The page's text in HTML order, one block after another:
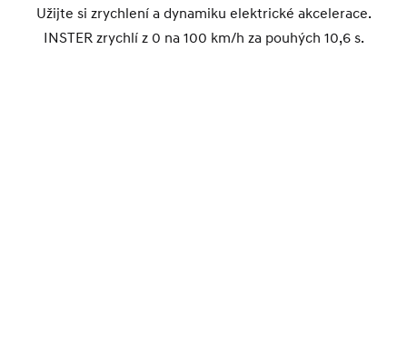
Užijte si zrychlení a dynamiku elektrické akcelerace.
INSTER zrychlí z 0 na 100 km/h za pouhých 10,6 s.